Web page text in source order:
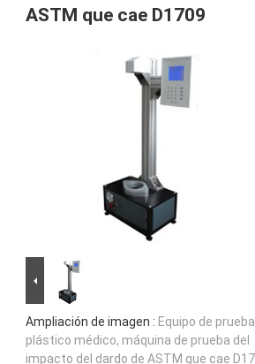
ASTM que cae D1709
Ampliación de imagen : Equipo de prueba
plástico médico, máquina de prueba del
impacto del dardo de ASTM que cae